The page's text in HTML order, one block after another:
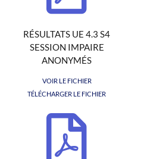
RÉSULTATS UE 4.3 S4
SESSION IMPAIRE
ANONYMÉS
VOIR LE FICHIER
TÉLÉCHARGER LE FICHIER